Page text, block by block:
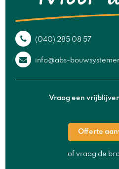
(040) 285 08 57
info@abs-
Vraag een
Offerte
of vraag de